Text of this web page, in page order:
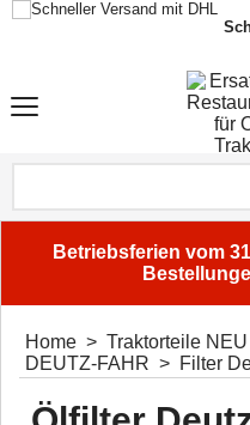
Betriebsferien vom
Home > Traktorteile
DEUTZ-FAHR > Filter